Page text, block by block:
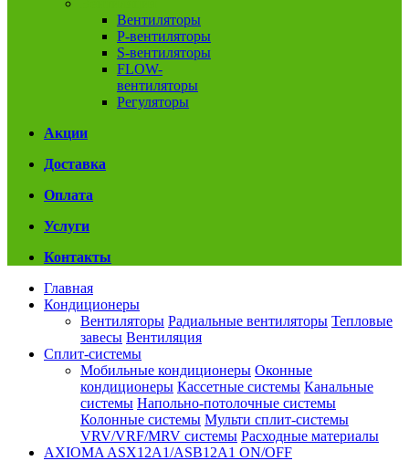
Вентиляторы
P-вентиляторы
S-вентиляторы
FLOW-
вентиляторы
Регуляторы
Акции
Доставка
Оплата
Услуги
Контакты
Главная
Кондиционеры
Вентиляторы Радиальные вентиляторы Тепловые
завесы Вентиляция
Сплит-системы
Мобильные кондиционеры Оконные
кондиционеры Кассетные системы Канальные
системы Напольно-потолочные системы
Колонные системы Мульти сплит-системы
VRV/VRF/MRV системы Расходные материалы
AXIOMA ASX12A1/ASB12A1 ON/OFF